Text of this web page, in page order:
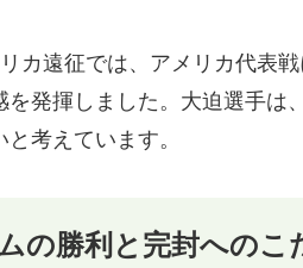
カ遠征では、アメリカ代表
を発揮しました。大迫選手
考えています。
の勝利と完封へのこ